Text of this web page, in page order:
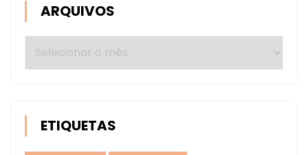
ARQUIVOS
Arquivos
ETIQUETAS